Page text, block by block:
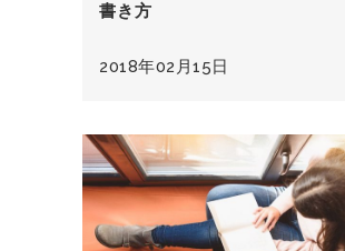
書き方
2018年02月15日